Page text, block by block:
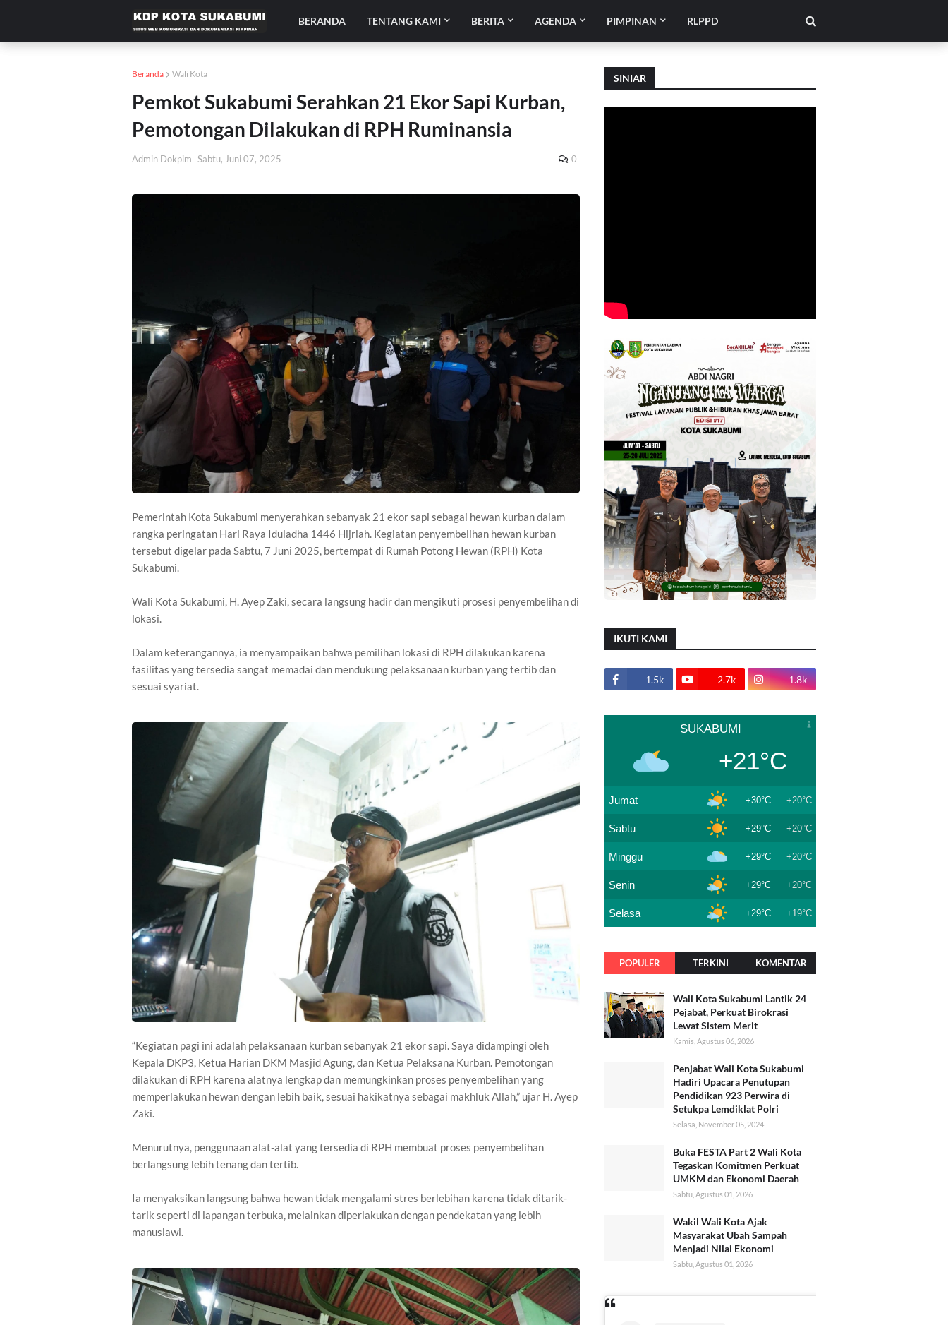
BERANDA TENTANG KAMI BERITA AGENDA PIMPINAN RLPPD
Beranda Wali Kota
Pemkot Sukabumi Serahkan 21 Ekor Sapi Kurban,
Pemotongan Dilakukan di RPH Ruminansia
Admin Dokpim Sabtu, Juni 07, 2025 0
Pemerintah Kota Sukabumi menyerahkan sebanyak 21 ekor sapi sebagai hewan kurban dalam
rangka peringatan Hari Raya Iduladha 1446 Hijriah. Kegiatan penyembelihan hewan kurban
tersebut digelar pada Sabtu, 7 Juni 2025, bertempat di Rumah Potong Hewan (RPH) Kota
Sukabumi.
Wali Kota Sukabumi, H. Ayep Zaki, secara langsung hadir dan mengikuti prosesi penyembelihan di
lokasi.
Dalam keterangannya, ia menyampaikan bahwa pemilihan lokasi di RPH dilakukan karena
fasilitas yang tersedia sangat memadai dan mendukung pelaksanaan kurban yang tertib dan
sesuai syariat.
“Kegiatan pagi ini adalah pelaksanaan kurban sebanyak 21 ekor sapi. Saya didampingi oleh
Kepala DKP3, Ketua Harian DKM Masjid Agung, dan Ketua Pelaksana Kurban. Pemotongan
dilakukan di RPH karena alatnya lengkap dan memungkinkan proses penyembelihan yang
memperlakukan hewan dengan lebih baik, sesuai hakikatnya sebagai makhluk Allah,” ujar H. Ayep
Zaki.
Menurutnya, penggunaan alat-alat yang tersedia di RPH membuat proses penyembelihan
berlangsung lebih tenang dan tertib.
Ia menyaksikan langsung bahwa hewan tidak mengalami stres berlebihan karena tidak ditarik-
tarik seperti di lapangan terbuka, melainkan diperlakukan dengan pendekatan yang lebih
manusiawi.
SINIAR
IKUTI KAMI
1.5k 2.7k 1.8k
SUKABUMI
+21°C
Jumat +30°C +20°C
Sabtu +29°C +20°C
Minggu +29°C +20°C
Senin +29°C +20°C
Selasa +29°C +19°C
POPULER TERKINI KOMENTAR
Wali Kota Sukabumi Lantik 24
Pejabat, Perkuat Birokrasi
Lewat Sistem Merit
Kamis, Agustus 06, 2026
Penjabat Wali Kota Sukabumi
Hadiri Upacara Penutupan
Pendidikan 923 Perwira di
Setukpa Lemdiklat Polri
Selasa, November 05, 2024
Buka FESTA Part 2 Wali Kota
Tegaskan Komitmen Perkuat
UMKM dan Ekonomi Daerah
Sabtu, Agustus 01, 2026
Wakil Wali Kota Ajak
Masyarakat Ubah Sampah
Menjadi Nilai Ekonomi
Sabtu, Agustus 01, 2026